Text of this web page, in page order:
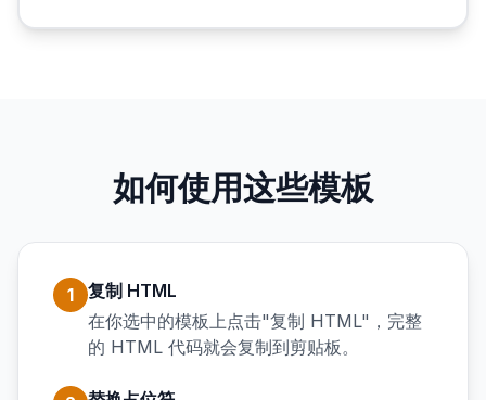
如何使用这些模板
1
复制 HTML
在你选中的模板上点击"复制 HTML"，完整
的 HTML 代码就会复制到剪贴板。